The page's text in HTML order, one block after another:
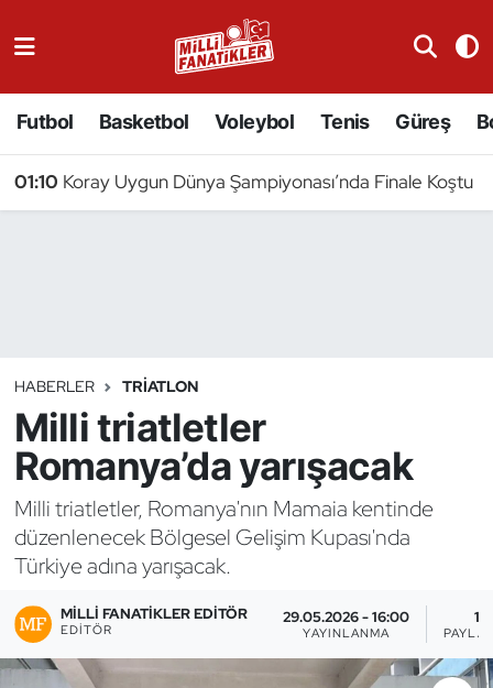
Futbol Basketbol Voleybol Tenis Güreş
01:10 Koray Uygun Dünya Şampiyonası’nda Finale Koştu
HABERLER TRIATLON
Milli triatletler
Romanya’da yarışacak
Milli triatletler, Romanya'nın Mamaia kentinde
düzenlenecek Bölgesel Gelişim Kupası'nda
Türkiye adına yarışacak.
MILLI FANATIKLER EDITÖR
EDITÖR
29.05.2026 - 16:00
YAYINLANMA
1
Badminton
Binicilik
Bisiklet
Bocce Bowling Dart